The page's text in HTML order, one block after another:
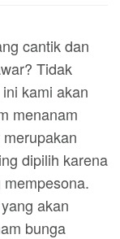
cantik dan
Tidak
kami akan
menanam
dipilih karena
akan
bunga